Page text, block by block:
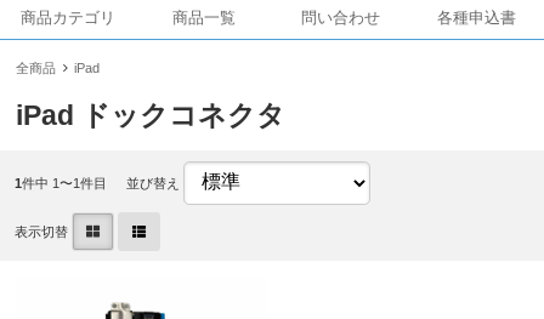
商品カテゴリ 商品一覧 問い合わせ 各種申込書
全商品 iPad
iPad ドックコネクタ
1件中 1〜1件目 並び替え
表示切替